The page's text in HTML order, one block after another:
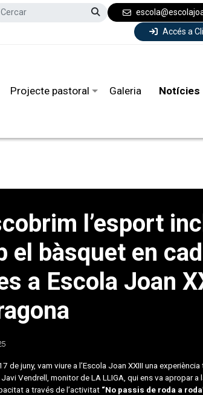
Accés a
Projecte pastoral Galeria Notícies
l’esport
el bàsquet en
a Escola Joan
de juny, vam viure a l’Escola Joan XXIII una
Vendrell, monitor de LA LLIGA, qui ens va apropar
a través de l’activitat “No passis de roda a